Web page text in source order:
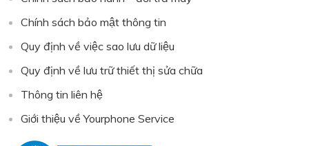
Chính sách bảo mật thông tin
Quy định về việc sao lưu dữ liệu
Quy định về lưu trữ thiết thị sửa chữa
Thông tin liên hệ
Giới thiệu về Yourphone Service